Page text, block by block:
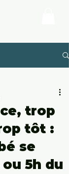
trop
tôt :
se
5h du